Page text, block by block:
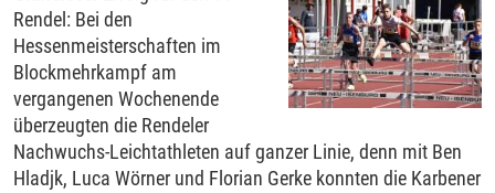
Rendel: Bei den
Hessenmeisterschaften im
Blockmehrkampf am
vergangenen Wochenende
überzeugten die Rendeler
Nachwuchs-Leichtathleten auf ganzer Linie, denn mit Ben
Hladjk, Luca Wörner und Florian Gerke konnten die Karbener